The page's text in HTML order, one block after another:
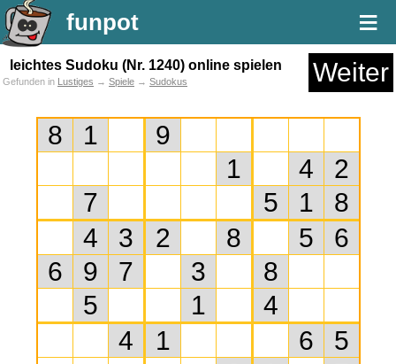
funpot ≡
leichtes Sudoku (Nr. 1240) online spielen Weiter
Gefunden in Lustiges → Spiele → Sudokus